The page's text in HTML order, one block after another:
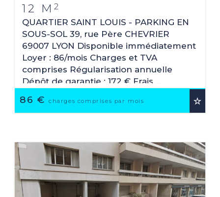
12 M 2
86 € charges comprises par mois
QUARTIER SAINT LOUIS - PARKING EN
SOUS-SOL 39, rue Père CHEVRIER
69007 LYON Disponible immédiatement
Loyer : 86/mois Charges et TVA
comprises Régularisation annuelle
Dépôt de garantie : 172 € Frais ...